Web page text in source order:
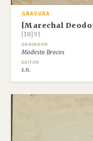
GRAVURA
[Marechal
[18]91
GRAVADOR
Modesto Brocos
EDITOR
s.n.